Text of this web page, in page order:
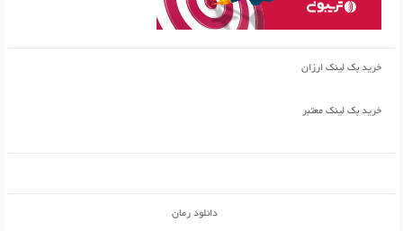
خرید بک لینک ارزان
خرید بک لینک معتبر
دانلود رمان